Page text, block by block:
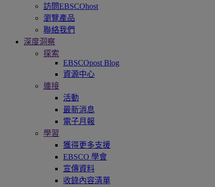
訪問EBSCOhost
瀏覽產品
聯絡我們
深度洞察
探索
EBSCOpost Blog
資源中心
連接
活動
最新消息
電子月報
學習
獲得更多支援
EBSCO 學會
宣傳資料
收錄內容清單